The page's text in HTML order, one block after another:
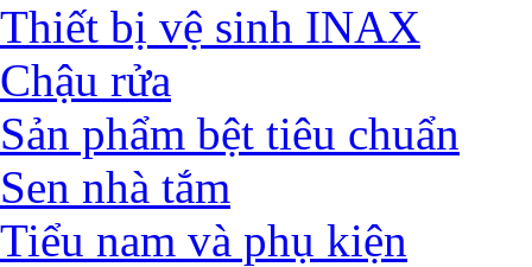
Thiết bị vệ sinh INAX
Chậu rửa
Sản phẩm bệt tiêu chuẩn
Sen nhà tắm
Tiểu nam và phụ kiện